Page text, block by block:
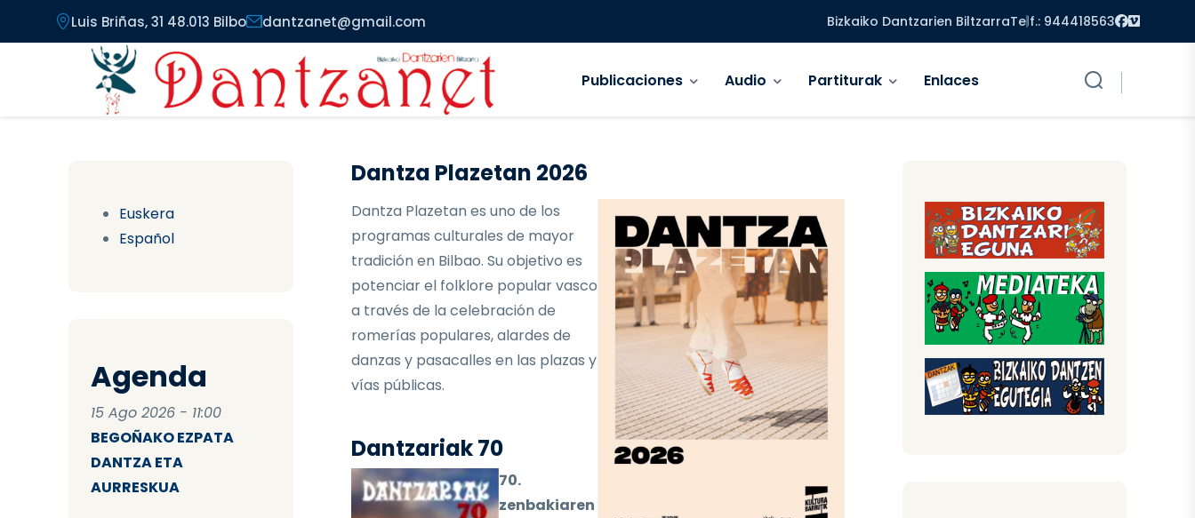
Pasar al contenido principal
Luis Briñas, 31 48.013 Bilbo dantzanet@gmail.com Bizkaiko Dantzarien BiltzarraTelf.: 944418563 Facebook
Vimeo
Publicaciones Audio Partiturak Enlaces
Euskera
Español
Agenda
15 Ago 2026 - 11:00
BEGOÑAKO EZPATA
DANTZA ETA
AURRESKUA
Dantza Plazetan 2026
Dantza Plazetan es uno de los
programas culturales de mayor
tradición en Bilbao. Su objetivo es
potenciar el folklore popular vasco
a través de la celebración de
romerías populares, alardes de
danzas y pasacalles en las plazas y
vías públicas.
Dantzariak 70
70.
zenbakiaren